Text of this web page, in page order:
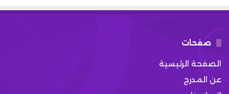
صفحات
الصفحة الرئيسية
عن المدرج